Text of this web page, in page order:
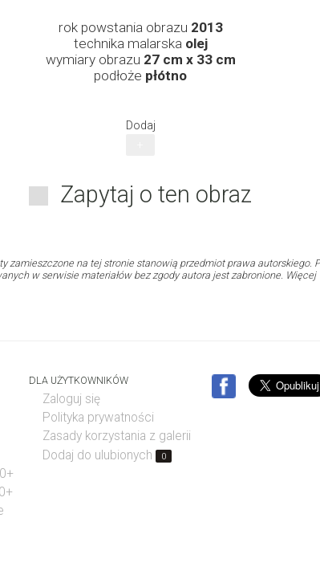
rok powstania obrazu 2013
technika malarskaolej
wymiary obrazu 27 cm x 33 cm
podłoże płótno
Dodaj
Zapytaj o ten obraz
zamieszczone na tej stronie stanowią przedmiot prawa autorskiego.
w serwisie materiałów bez zgody autora jest zabronione.
DLA UŻYTKOWNIKÓW
Zaloguj się
Polityka prywatności
Zasady korzystania z galerii
Dodaj do ulubionych
0